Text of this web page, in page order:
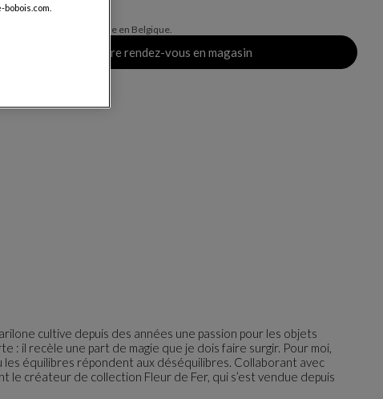
frais de livraison, valable en Belgique.
Prendre rendez-vous en magasin
cultive depuis des années une passion pour les objets
: il recèle une part de magie que je dois faire surgir. Pour moi,
équilibres répondent aux déséquilibres. Collaborant avec
le créateur de collection Fleur de Fer, qui s’est vendue depuis